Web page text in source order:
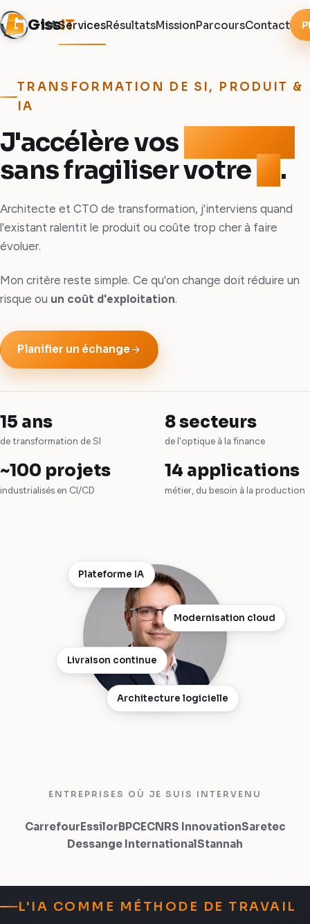
GissIT
IAServicesRésultatsMissionParcoursContact
TRANSFORMATION DE SI, PRODUIT &
IA
J'accélère vos
sans fragiliser votreSI.
Architecte et CTO de transformation, j'interviens quand
l'existant ralentit le produit ou coûte trop cher à faire
évoluer.
Mon critère reste simple. Ce qu'on change doit réduire un
risque ou un coût d'exploitation.
Planifier un échange
15 ans
de transformation de SI
8 secteurs
de l'optique à la finance
~100 projets
industrialisés en CI/CD
14 applications
métier, du besoin à la production
Plateforme IA
Modernisation cloud
Livraison continue
Architecture logicielle
ENTREPRISES OÙ JE SUIS INTERVENU
CarrefourEssilorBPCECNRS InnovationSaretec
Dessange InternationalStannah
L'IA COMME MÉTHODE DE TRAVAIL